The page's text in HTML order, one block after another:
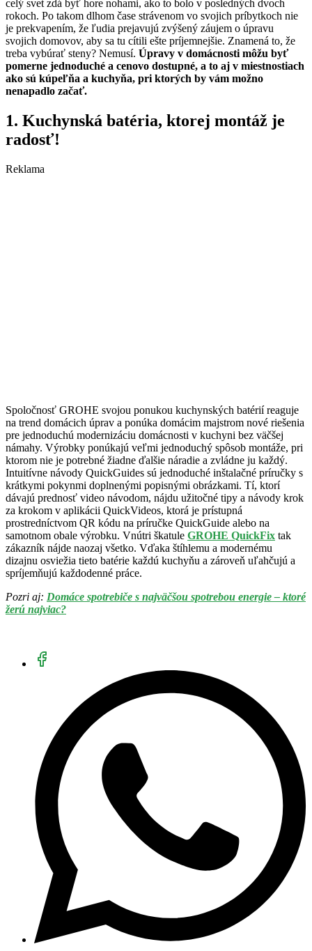
celý svet zdá byť hore nohami, ako to bolo v posledných dvoch
rokoch. Po takom dlhom čase strávenom vo svojich príbytkoch nie
je prekvapením, že ľudia prejavujú zvýšený záujem o úpravu
svojich domovov, aby sa tu cítili ešte príjemnejšie. Znamená to, že
treba vybúrať steny? Nemusí. Úpravy v domácnosti môžu byť
pomerne jednoduché a cenovo dostupné, a to aj v miestnostiach
ako sú kúpeľňa a kuchyňa, pri ktorých by vám možno
nenapadlo začať.
1. Kuchynská batéria, ktorej montáž je
radosť!
Reklama
Spoločnosť GROHE svojou ponukou kuchynských batérií reaguje
na trend domácich úprav a ponúka domácim majstrom nové riešenia
pre jednoduchú modernizáciu domácnosti v kuchyni bez väčšej
námahy. Výrobky ponúkajú veľmi jednoduchý spôsob montáže, pri
ktorom nie je potrebné žiadne ďalšie náradie a zvládne ju každý.
Intuitívne návody QuickGuides sú jednoduché inštalačné príručky s
krátkymi pokynmi doplnenými popisnými obrázkami. Tí, ktorí
dávajú prednosť video návodom, nájdu užitočné tipy a návody krok
za krokom v aplikácii QuickVideos, ktorá je prístupná
prostredníctvom QR kódu na príručke QuickGuide alebo na
samotnom obale výrobku. Vnútri škatule GROHE QuickFix tak
zákazník nájde naozaj všetko. Vďaka štíhlemu a modernému
dizajnu osviežia tieto batérie každú kuchyňu a zároveň uľahčujú a
spríjemňujú každodenné práce.
Pozri aj: Domáce spotrebiče s najväčšou spotrebou energie – ktoré
žerú najviac?